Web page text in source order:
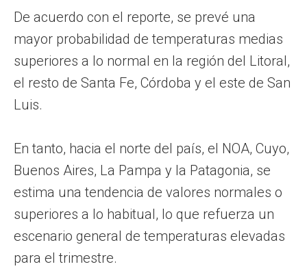
De acuerdo con el reporte, se prevé una
mayor probabilidad de temperaturas medias
superiores a lo normal en la región del Litoral,
el resto de Santa Fe, Córdoba y el este de San
Luis.
En tanto, hacia el norte del país, el NOA, Cuyo,
Buenos Aires, La Pampa y la Patagonia, se
estima una tendencia de valores normales o
superiores a lo habitual, lo que refuerza un
escenario general de temperaturas elevadas
para el trimestre.